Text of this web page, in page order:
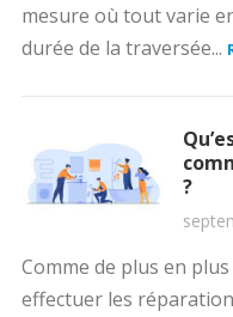
mesure où tout varie
durée de la traversée...
?
Comme de plus en
effectuer les